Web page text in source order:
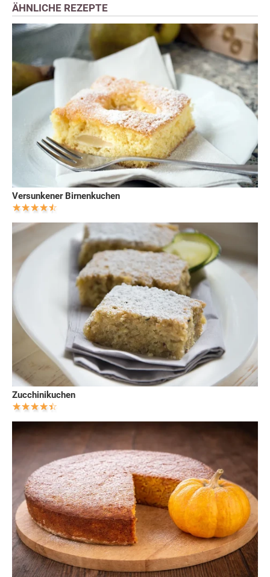
ÄHNLICHE REZEPTE
Versunkener Birnenkuchen
Zucchinikuchen